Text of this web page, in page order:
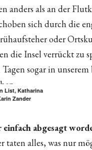
anders als an der
sich durch die
oder
die Insel verrückt zu
sogar in
List, Katharina
Zander
abgesagt
taten alles, was nur